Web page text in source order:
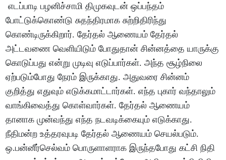
எடப்பாடி பழனிச்சாமி திமுகவுடன் ஒப்பந்தம்
போட்டுக்கொண்டு சுதந்திரமாக சுற்றிதிரிந்து
கொண்டிருக்கிறார். தேர்தல் ஆணையம் தேர்தல்
அட்டவணை வெளியிடும் போதுதான் சின்னத்தை யாருக்கு
கொடுப்பது என்று முடிவு எடுப்பார்கள். அந்த சூழ்நிலை
ஏற்படும்போது நேரம் இருக்காது. அதுவரை சின்னம்
குறித்து எதுவும் எடுக்கமாட்டார்கள். எந்த புகார் வந்தாலும்
வாங்கிவைத்து கொள்வார்கள். தேர்தல் ஆணையம்
தானாக முன்வந்து எந்த நடவடிக்கையும் எடுக்காது.
நீதிமன்ற உத்தரவுபடி தேர்தல் ஆணையம் செயல்படும்.
ஒ.பன்னீர்செல்வம் பொருளாளராக இருந்தபோது கட்சி நிதி